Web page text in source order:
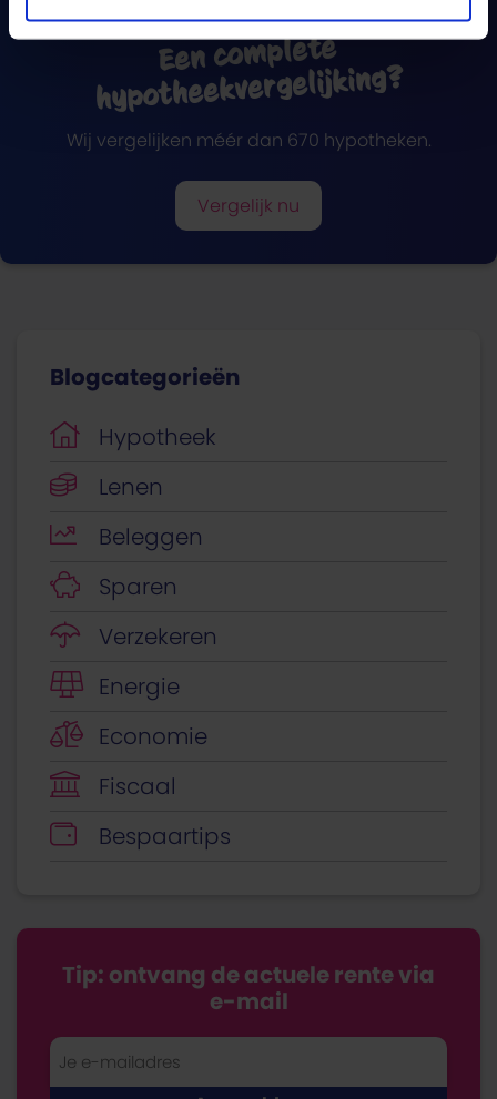
Een complete
hypotheekvergelijking?
Wij vergelijken méér dan 670 hypotheken.
Vergelijk nu
Blogcategorieën
Hypotheek
Lenen
Beleggen
Sparen
Verzekeren
Energie
Economie
Fiscaal
Bespaartips
Tip: ontvang de actuele rente via
e-mail